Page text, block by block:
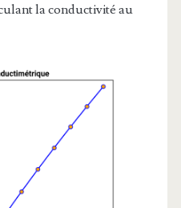
la conductivité au